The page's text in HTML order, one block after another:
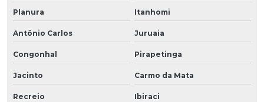
Planura Itanhomi
Antônio Carlos Juruaia
Congonhal Pirapetinga
Jacinto Carmo da Mata
Recreio Ibiraci